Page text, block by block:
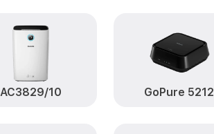
AC3829/10 GoPure 5212